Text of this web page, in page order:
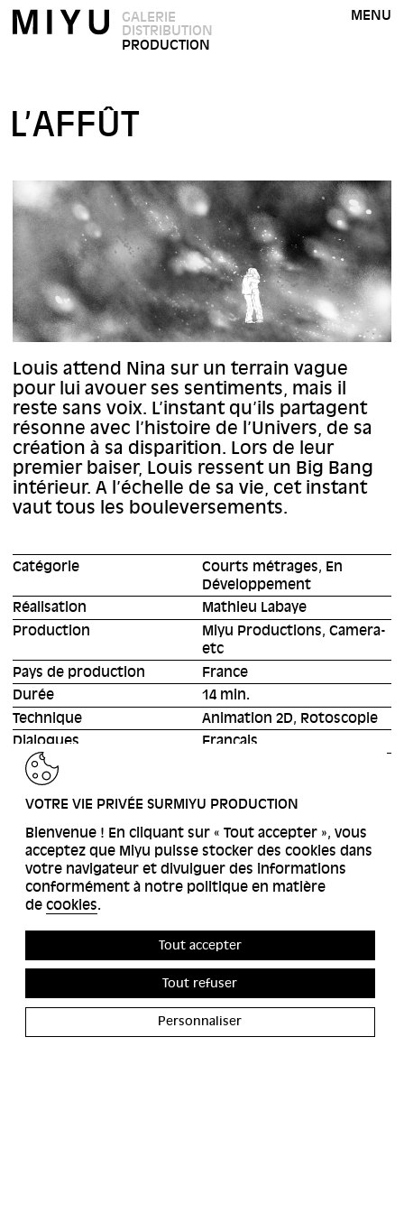
GALERIE
DISTRIBUTION
PRODUCTION
MENU
L’AFFÛT
Louis attend Nina sur un terrain vague
pour lui avouer ses sentiments, mais il
reste sans voix. L’instant qu’ils partagent
résonne avec l’histoire de l’Univers, de sa
création à sa disparition. Lors de leur
premier baiser, Louis ressent un Big Bang
intérieur. A l’échelle de sa vie, cet instant
vaut tous les bouleversements.
Catégorie
Courts métrages, En
Développement
Réalisation
Mathieu Labaye
Production
Miyu Productions, Camera-
etc
Pays de production
France
Durée
14 min.
Technique
Animation 2D, Rotoscopie
Dialogues
Français
RETOUR
VOTRE VIE PRIVÉE SURMIYU PRODUCTION
Bienvenue ! En cliquant sur « Tout accepter », vous
acceptez que Miyu puisse stocker des cookies dans
votre navigateur et divulguer des informations
conformément à notre politique en matière
de cookies.
Tout accepter
Tout refuser
Personnaliser